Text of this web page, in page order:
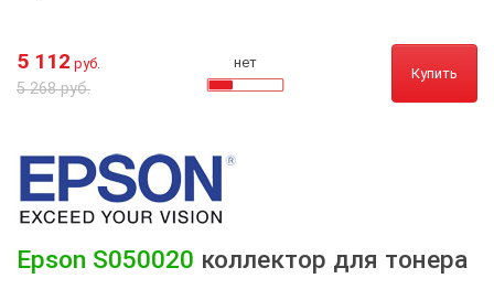
5 112 руб.
5 268 руб.
нет
Купить
Epson S050020 коллектор для тонера